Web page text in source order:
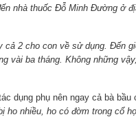
nhà thuốc Đỗ Minh Đường ở
2 cho con về sử dụng. Đến
vài ba tháng. Không những
dụng phụ nên ngay cả bà
ho nhiều, ho có đờm trong cổ